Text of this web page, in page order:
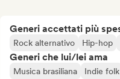
Generi accettati più
Rock alternativo Hip-hop
Generi che lui/lei ama
Musica brasiliana Indie folk